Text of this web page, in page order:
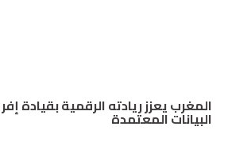
المغرب يعزز ريادته الرقمية بقيادة
البيانات المعتمدة